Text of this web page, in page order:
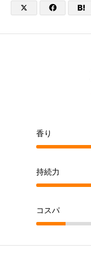
  
香り
持続力
コスパ